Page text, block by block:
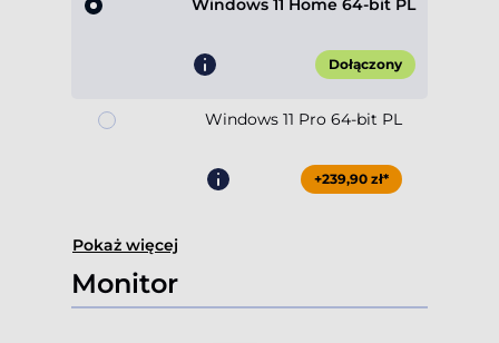
Windows 11 Home 64-bit PL
Dołączony
Windows 11 Pro 64-bit PL
+239,90 zł*
Pokaż więcej
Monitor